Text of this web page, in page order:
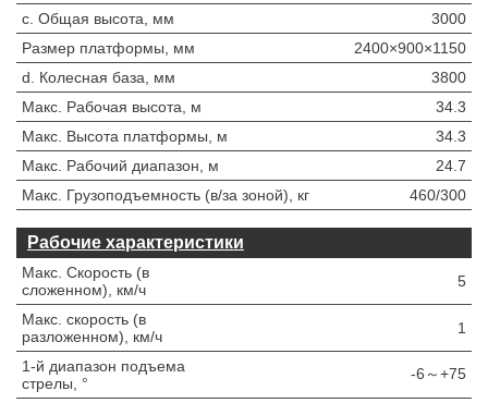
c. Общая высота, мм
3000
Размер платформы, мм
2400×900×1150
d. Колесная база, мм
3800
Макс. Рабочая высота, м
34.3
Макс. Высота платформы, м
34.3
Макс. Рабочий диапазон, м
24.7
Макс. Грузоподъемность (в/за зоной), кг
460/300
Рабочие характеристики
Макс. Скорость (в
сложенном), км/ч
5
Макс. скорость (в
разложенном), км/ч
1
1-й диапазон подъема
стрелы, °
-6～+75